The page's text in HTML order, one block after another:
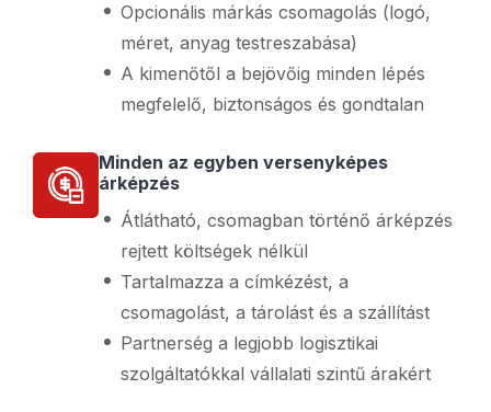
Opcionális márkás csomagolás (logó,
méret, anyag testreszabása)
A kimenőtől a bejövőig minden lépés
megfelelő, biztonságos és gondtalan
Minden az egyben versenyképes
árképzés
Átlátható, csomagban történő árképzés
rejtett költségek nélkül
Tartalmazza a címkézést, a
csomagolást, a tárolást és a szállítást
Partnerség a legjobb logisztikai
szolgáltatókkal vállalati szintű árakért